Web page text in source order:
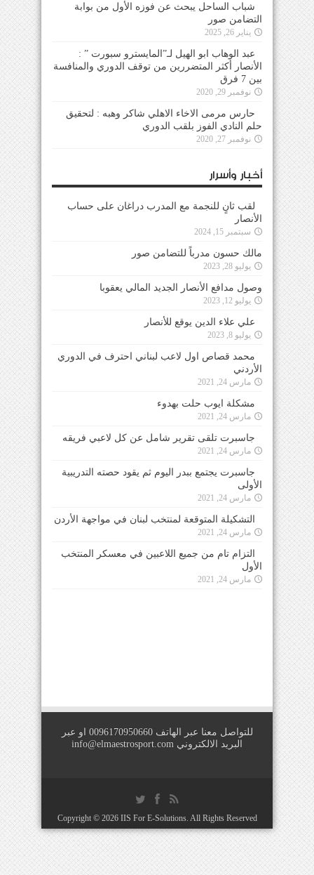
شباب الساحل يبحث عن فوزه الأول من بوابة
التضامن صور
يناير 26, 2025
عبد الوهاب ابو الهيل لـ”المايسترو سبورت ” :
الأنصار أكثر المتضررين من توقف الدوري والمنافسة
بين 7 فرق
نوفمبر 29, 2020
حارس مرمى الاخاء الاهلي شاكر وهبه : لتحقيق
حلم النادي الفوز بلقب الدوري
نوفمبر 27, 2020
أخبار وأسرار
لقب ثانٍ للنجمة مع المدرب دراغان على حساب
الأنصار
سبتمبر 15, 2024
مالك حسون مدرباً للتضامن صور
يوليو 28, 2023
وصول مدافع الأنصار الجديد المالي يعقوبا
يوليو 12, 2023
علي علاء الدين يوقع للأنصار
يوليو 8, 2023
محمد قصاص اول لاعب لبناني احترف في الدوري
الأردني
مارس 24, 2021
مشكلة ايوب حلت بهدوء
مارس 24, 2021
جاسبرت تلقى تقرير شامل عن كل لاعبي فريقه
مارس 24, 2021
جاسبرت يجتمع ببدر اليوم ثم يقود حصته التدريبية
الأولى
مارس 24, 2021
التشكيلة المتوقعة لمنتخب لبنان في مواجهة الأردن
مارس 24, 2021
التزام تام من جميع اللاعبين في معسكر المنتخب
الأول
مارس 24, 2021
للتواصل معنا عبر الهاتف 0096170950660 او عبر
البريد الالكتروني info@elmaestrosport.com
Copyright © 2026 IIS For E-Solutions. All Rights Reserved